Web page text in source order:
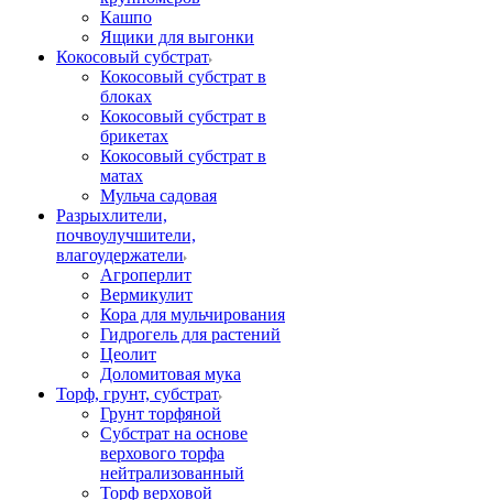
Кашпо
Ящики для выгонки
Кокосовый субстрат
Кокосовый субстрат в
блоках
Кокосовый субстрат в
брикетах
Кокосовый субстрат в
матах
Мульча садовая
Разрыхлители,
почвоулучшители,
влагоудержатели
Агроперлит
Вермикулит
Кора для мульчирования
Гидрогель для растений
Цеолит
Доломитовая мука
Торф, грунт, субстрат
Грунт торфяной
Субстрат на основе
верхового торфа
нейтрализованный
Торф верховой